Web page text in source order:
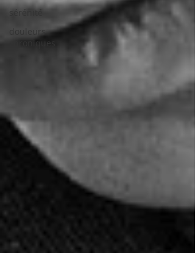
sérénité
douleurs
chroniques